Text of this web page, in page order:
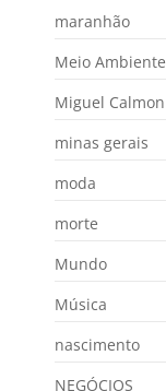
maranhão
Meio Ambiente
Miguel Calmon
minas gerais
moda
morte
Mundo
Música
nascimento
NEGÓCIOS